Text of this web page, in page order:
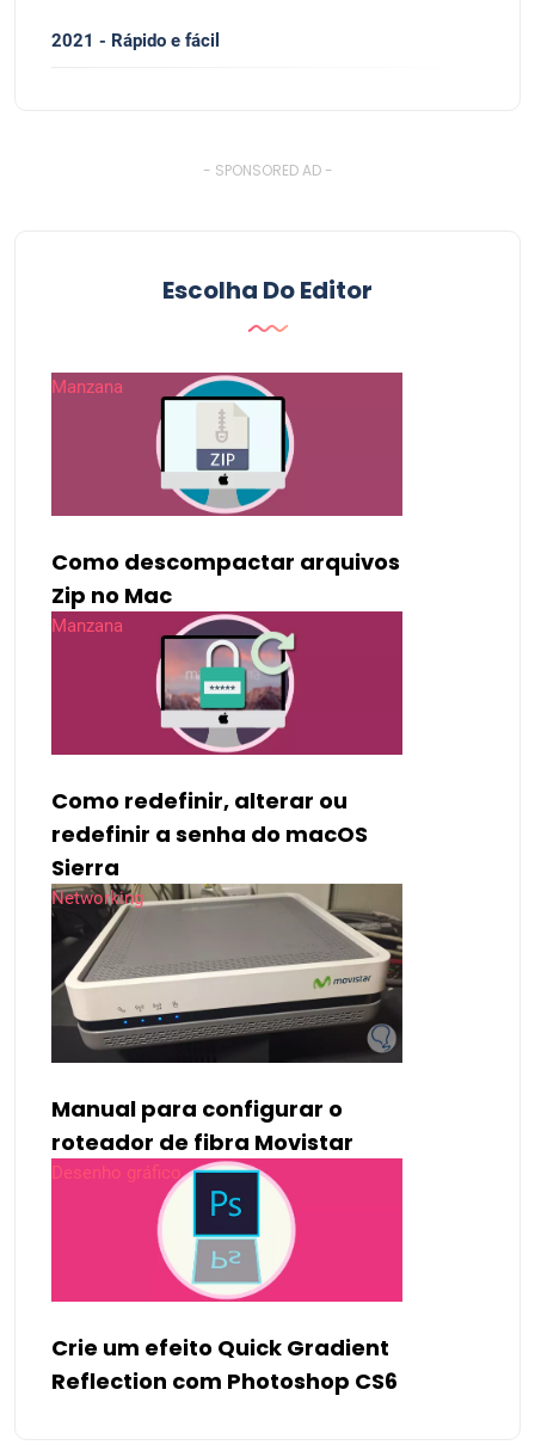
2021 - Rápido e fácil
- SPONSORED AD -
Escolha Do Editor
Manzana
Como descompactar arquivos
Zip no Mac
Manzana
Como redefinir, alterar ou
redefinir a senha do macOS
Sierra
Networking
Manual para configurar o
roteador de fibra Movistar
Desenho gráfico
Crie um efeito Quick Gradient
Reflection com Photoshop CS6